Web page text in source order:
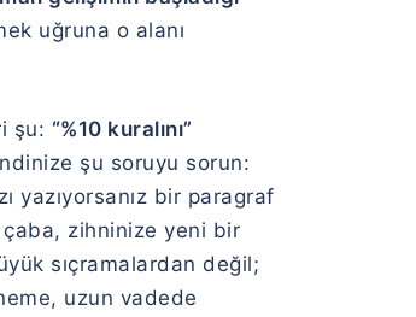
uğruna o alanı
şu: “%10 kuralını”
şu soruyu sorun:
yazıyorsanız bir paragraf
çaba, zihninize yeni bir
sıçramalardan değil;
uzun vadede